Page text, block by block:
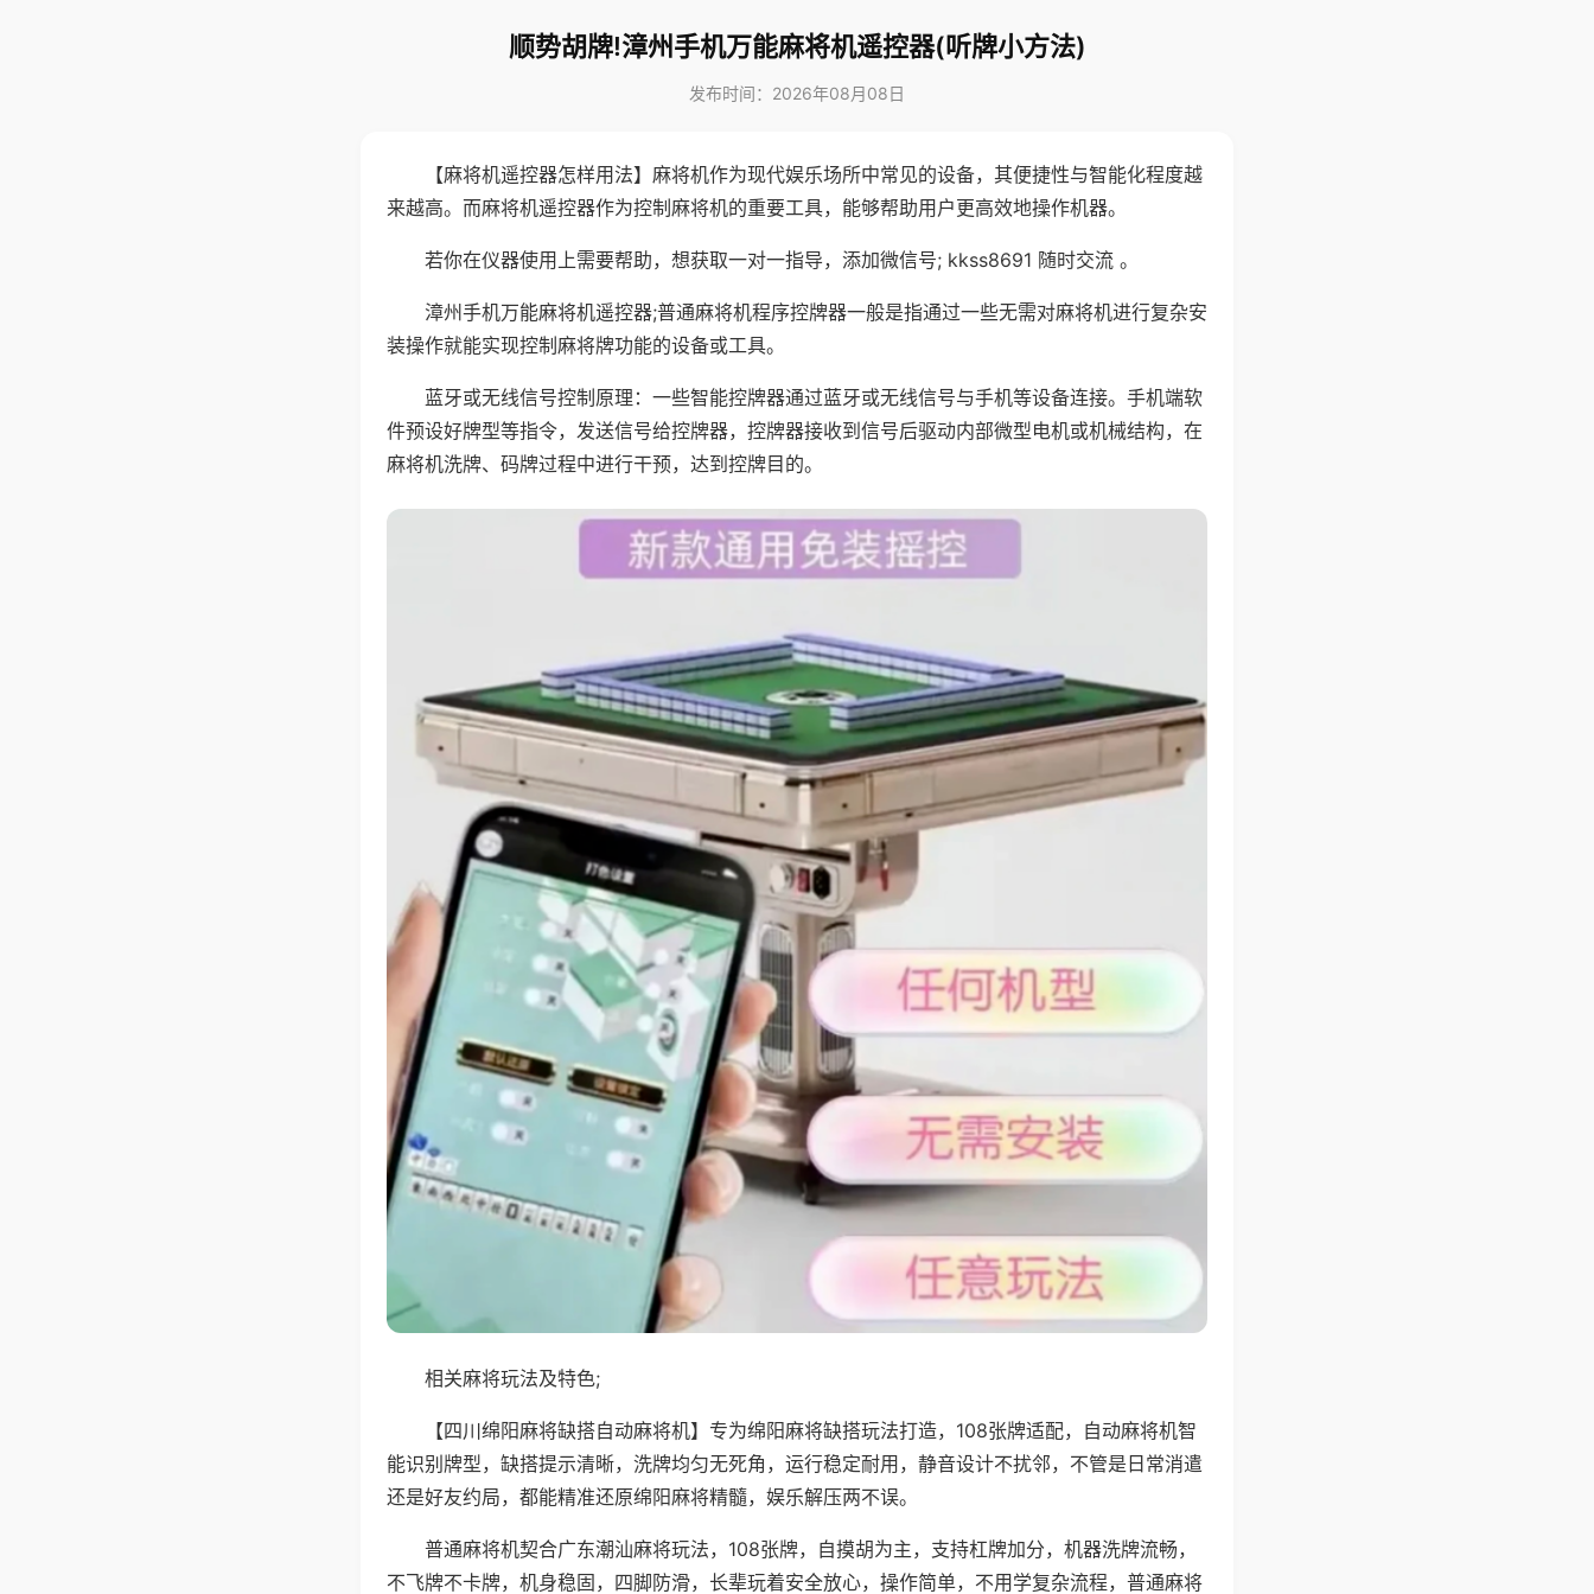
顺势胡牌!漳州手机万能麻将机遥控器(听牌小方法)
发布时间：2026年08月08日
【麻将机遥控器怎样用法】麻将机作为现代娱乐场所中常见的设备，其便捷性与智能化程度越
来越高。而麻将机遥控器作为控制麻将机的重要工具，能够帮助用户更高效地操作机器。
若你在仪器使用上需要帮助，想获取一对一指导，添加微信号; kkss8691 随时交流 。
漳州手机万能麻将机遥控器;普通麻将机程序控牌器一般是指通过一些无需对麻将机进行复杂安
装操作就能实现控制麻将牌功能的设备或工具。
蓝牙或无线信号控制原理：一些智能控牌器通过蓝牙或无线信号与手机等设备连接。手机端软
件预设好牌型等指令，发送信号给控牌器，控牌器接收到信号后驱动内部微型电机或机械结构，在
麻将机洗牌、码牌过程中进行干预，达到控牌目的。
相关麻将玩法及特色;
【四川绵阳麻将缺搭自动麻将机】专为绵阳麻将缺搭玩法打造，108张牌适配，自动麻将机智
能识别牌型，缺搭提示清晰，洗牌均匀无死角，运行稳定耐用，静音设计不扰邻，不管是日常消遣
还是好友约局，都能精准还原绵阳麻将精髓，娱乐解压两不误。
普通麻将机契合广东潮汕麻将玩法，108张牌，自摸胡为主，支持杠牌加分，机器洗牌流畅，
不飞牌不卡牌，机身稳固，四脚防滑，长辈玩着安全放心，操作简单，不用学复杂流程，普通麻将